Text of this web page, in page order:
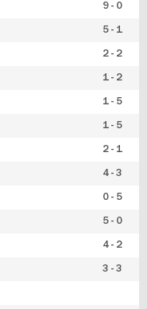
9 - 0
5 - 1
2 - 2
1 - 2
1 - 5
1 - 5
2 - 1
4 - 3
0 - 5
5 - 0
4 - 2
3 - 3